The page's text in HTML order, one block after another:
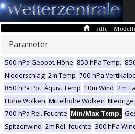
Alle
Parameter
500 hPa Geopot. Höhe 850 hPa Temp.
Niederschlag 2m Temp 700 hPa
850 hPa Pot. Äquiv. Temp 10m Wind 2m
Hohe Wolken Mittelhohe Wolken Niedrige
700 hPa Rel. Feuchte Min/Max Temp.
Spitzenwind 2m Rel. feuchte 300 hPa